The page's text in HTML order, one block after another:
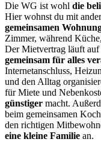
Die WG ist wohl die
Hier wohnst du mit
gemeinsamen
Zimmer, während
Der Mietvertrag läuft auf
gemeinsam für alles
Internetanschluss,
und den Alltag
für Miete und
günstiger macht.
beim gemeinsamen
den richtigen
eine kleine Familie an.